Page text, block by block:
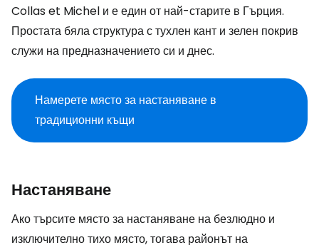
Collas et Michel и е един от най-старите в Гърция.
Простата бяла структура с тухлен кант и зелен покрив
служи на предназначението си и днес.
Намерете място за настаняване в
традиционни къщи
Настаняване
Ако търсите място за настаняване на безлюдно и
изключително тихо място, тогава районът на